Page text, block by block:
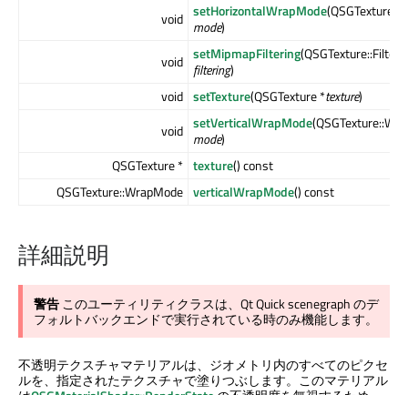
void setHorizontalWrapMode
mode)
void setMipmapFiltering
filtering)
void setTexture(QSGTexture *texture)
void setVerticalWrapMode
mode)
QSGTexture * texture() const
QSGTexture::WrapMode verticalWrapMode() const
詳細説明
警告このユーティリティクラスは、 Qt Quickscenegraph のデ
フォルトバックエンドで実行されている時のみ機能します。
不透明テクスチャマテリアルは、ジオメトリ内のすべてのピクセ
ルを、指定されたテクスチャで塗りつぶします。このマテリアル